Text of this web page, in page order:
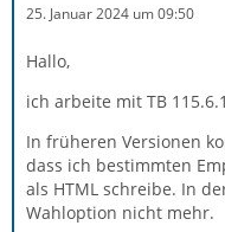
25. Januar 2024 um 09:50
Hallo,
ich arbeite mit TB
In früheren Versionen
dass ich bestimmten
als HTML schreibe. In
Wahloption nicht mehr.